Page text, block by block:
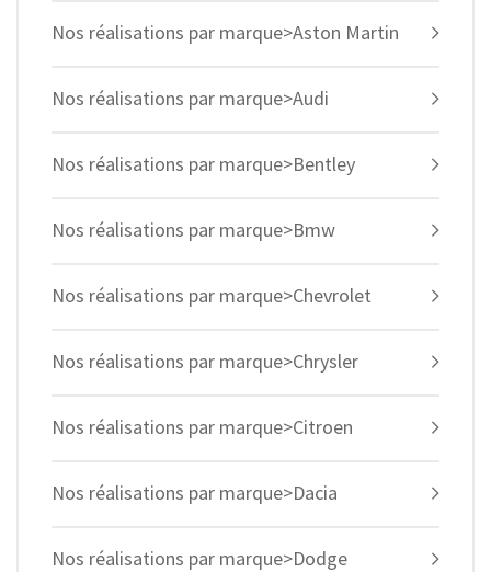
Nos réalisations par marque>Aston Martin
Nos réalisations par marque>Audi
Nos réalisations par marque>Bentley
Nos réalisations par marque>Bmw
Nos réalisations par marque>Chevrolet
Nos réalisations par marque>Chrysler
Nos réalisations par marque>Citroen
Nos réalisations par marque>Dacia
Nos réalisations par marque>Dodge